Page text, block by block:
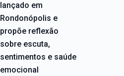
lançado em
Rondonópolis e
propõe reflexão
sobre escuta,
sentimentos e saúde
emocional